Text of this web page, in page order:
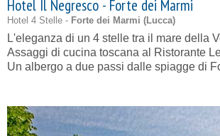
Hotel Il Negresco - Forte dei Marmi
Hotel 4 Stelle - Forte dei Marmi (Lucca)
L'eleganza di un 4 stelle tra il mare della
Assaggi di cucina toscana al Ristorante
Un albergo a due passi dalle spiagge di